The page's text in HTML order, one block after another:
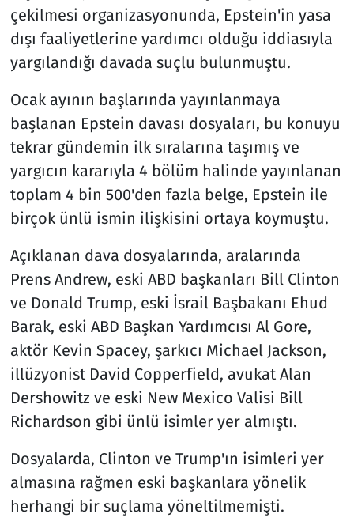
çekilmesi organizasyonunda, Epstein'in yasa
dışı faaliyetlerine yardımcı olduğu iddiasıyla
yargılandığı davada suçlu bulunmuştu.
Ocak ayının başlarında yayınlanmaya
başlanan Epstein davası dosyaları, bu konuyu
tekrar gündemin ilk sıralarına taşımış ve
yargıcın kararıyla 4 bölüm halinde yayınlanan
toplam 4 bin 500'den fazla belge, Epstein ile
birçok ünlü ismin ilişkisini ortaya koymuştu.
Açıklanan dava dosyalarında, aralarında
Prens Andrew, eski ABD başkanları Bill Clinton
ve Donald Trump, eski İsrail Başbakanı Ehud
Barak, eski ABD Başkan Yardımcısı Al Gore,
aktör Kevin Spacey, şarkıcı Michael Jackson,
illüzyonist David Copperfield, avukat Alan
Dershowitz ve eski New Mexico Valisi Bill
Richardson gibi ünlü isimler yer almıştı.
Dosyalarda, Clinton ve Trump'ın isimleri yer
almasına rağmen eski başkanlara yönelik
herhangi bir suçlama yöneltilmemişti.